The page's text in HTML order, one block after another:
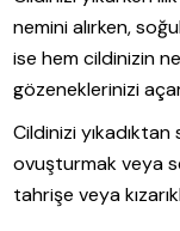
nemini alırken,
ise hem cildinizin
gözeneklerinizi
Cildinizi yıkadıktan
ovuşturmak veya
tahrişe veya